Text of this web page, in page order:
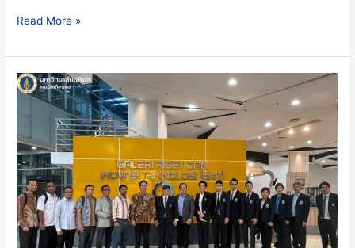
Read More »
คณะ
วิทย์
ม.มหิดล
ร่วม
เดิน
ทาง
เยือน
Ministry
of